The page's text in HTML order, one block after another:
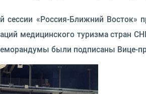
сессии «Россия-Ближний
медицинского туризма стран
были подписаны Вице-